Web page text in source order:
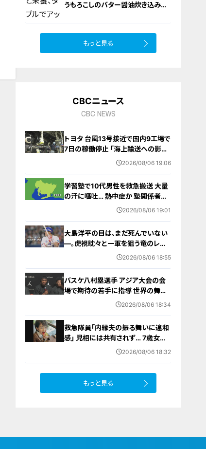
うもろこしのバター醤油炊き込みご
もっと見る
CBCニュース
CBC NEWS
トヨタ 台風13号接近で国内9工場で
7日の稼働停止 ｢海上輸送への影響
を踏まえ判断｣ 夏季連休明けの17日
2026/08/06 19:06
学習塾で10代男性を救急搬送 大量
の汗に嘔吐… 熱中症か 塾関係者が
消防に通報 名古屋 2026/08/06 19:01
大島洋平の目は、まだ死んでいない
―。虎視眈々と一軍を狙う竜のレジ
ェンドが明かした現状とドラゴンズ
2026/08/06 18:55
バスケ八村塁選手 アジア大会の会
場で期待の若手に指導 世界の舞台
で戦うために… 愛知国際アリーナ
2026/08/06 18:34
救急隊員｢内縁夫の振る舞いに違和
感｣ 児相には共有されず… 7歳女児
虐待死 県の検証委員会が7つの提言
2026/08/06 18:32
もっと見る